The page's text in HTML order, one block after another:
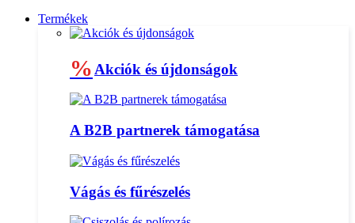
Termékek
% Akciók és újdonságok
A B2B partnerek támogatása
Vágás és fűrészelés